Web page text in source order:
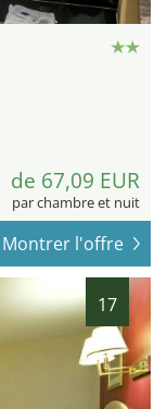
de 67,09 EUR
par chambre et nuit
Montrer l'offre
17